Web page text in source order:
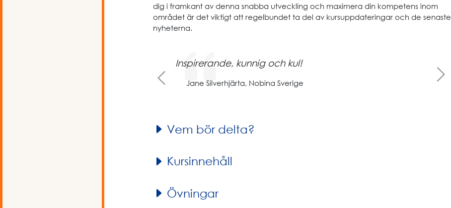
dig i framkant av denna snabba utveckling och maximera din kompetens inom
området är det viktigt att regelbundet ta del av kursuppdateringar och de senaste
nyheterna.
Inspirerande, kunnig och kul!
Jane Silverhjärta, Nobina Sverige
Previous
Vem bör delta?
Kursinnehåll
Övningar